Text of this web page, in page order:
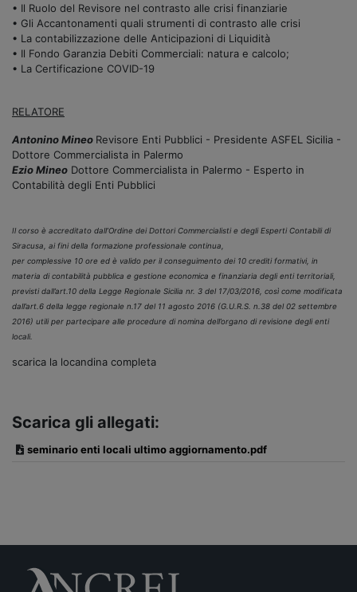
• Il Ruolo del Revisore nel contrasto alle crisi finanziarie
• Gli Accantonamenti quali strumenti di contrasto alle crisi
• La contabilizzazione delle Anticipazioni di Liquidità
• Il Fondo Garanzia Debiti Commerciali: natura e calcolo;
• La Certificazione COVID-19
RELATORE
Antonino Mineo Revisore Enti Pubblici - Presidente ASFEL Sicilia -
Dottore Commercialista in Palermo
Ezio Mineo Dottore Commercialista in Palermo - Esperto in
Contabilità degli Enti Pubblici
Il corso è accreditato dall’Ordine dei Dottori Commercialisti e degli Esperti Contabili di
Siracusa, ai fini della formazione professionale continua,
per complessive 10 ore ed è valido per il conseguimento dei 10 crediti formativi, in
materia di contabilità pubblica e gestione economica e finanziaria degli enti territoriali,
previsti dall’art.10 della Legge Regionale Sicilia nr. 3 del 17/03/2016, così come modificata
dall’art.6 della legge regionale n.17 del 11 agosto 2016 (G.U.R.S. n.38 del 02 settembre
2016) utili per partecipare alle procedure di nomina dell’organo di revisione degli enti
locali.
scarica la locandina completa
Scarica gli allegati:
seminario enti locali ultimo aggiornamento.pdf